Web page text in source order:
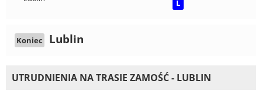
L
Koniec Lublin
UTRUDNIENIA NA TRASIE ZAMOŚĆ - LUBLIN